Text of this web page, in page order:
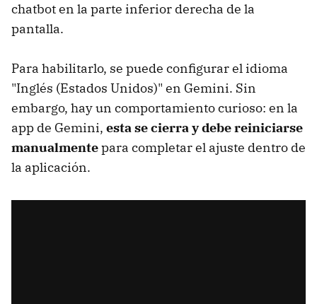
chatbot en la parte inferior derecha de la
pantalla.
Para habilitarlo, se puede configurar el idioma
"Inglés (Estados Unidos)" en Gemini. Sin
embargo, hay un comportamiento curioso: en la
app de Gemini, esta se cierra y debe reiniciarse
manualmentepara completar el ajuste dentro de
la aplicación.